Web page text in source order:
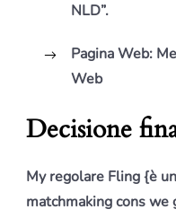
NLD”.
Pagina Web:
Web
Decisione
My regolare Fling {è
matchmaking cons